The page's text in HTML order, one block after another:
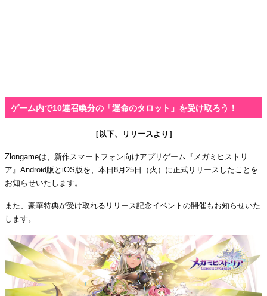
ゲーム内で10連召喚分の「運命のタロット」を受け取ろう！
［以下、リリースより］
Zlongameは、新作スマートフォン向けアプリゲーム『メガミヒストリ
ア』Android版とiOS版を、本日8月25日（火）に正式リリースしたことを
お知らせいたします。
また、豪華特典が受け取れるリリース記念イベントの開催もお知らせいた
します。